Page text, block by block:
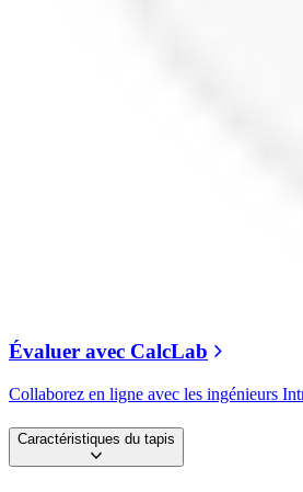
Évaluer avec CalcLab
Collaborez en ligne avec les ingénieurs
Caractéristiques du tapis